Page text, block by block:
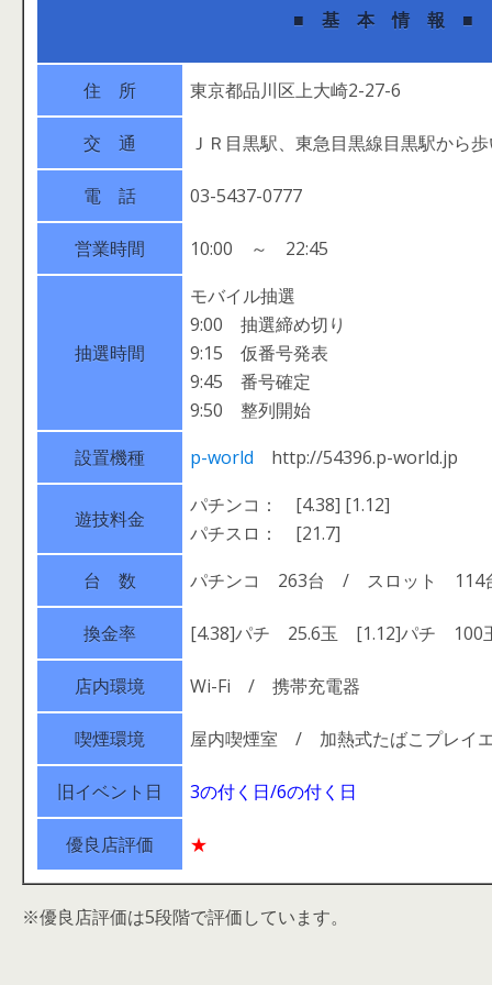
■ 基 本 情 報 ■
住 所 東京都品川区上大崎2-27-6
交 通 ＪＲ目黒駅、東急目黒線目黒駅から
電 話 03-5437-0777
営業時間 10:00 ～ 22:45
抽選時間
モバイル抽選
9:00 抽選締め切り
9:15 仮番号発表
9:45 番号確定
9:50 整列開始
設置機種
p-world http://54396.p-world.jp
遊技料金
パチンコ： [4.38] [1.12]
パチスロ： [21.7]
台 数
パチンコ 263台 / スロット 114
換金率 [4.38]パチ 25.6玉 [1.12]パチ
店内環境 Wi-Fi / 携帯充電器
喫煙環境 屋内喫煙室 / 加熱式たばこプレイ
旧イベント日 3の付く日/6の付く日
優良店評価 ★
※優良店評価は5段階で評価しています。